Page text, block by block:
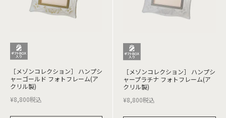
［メゾンコレクション］ ハンプシ
ャーゴールド フォトフレーム(ア
クリル製)
¥8,800税込
［メゾンコレクション］ ハンプシ
ャープラチナ フォトフレーム(ア
クリル製)
¥8,800税込